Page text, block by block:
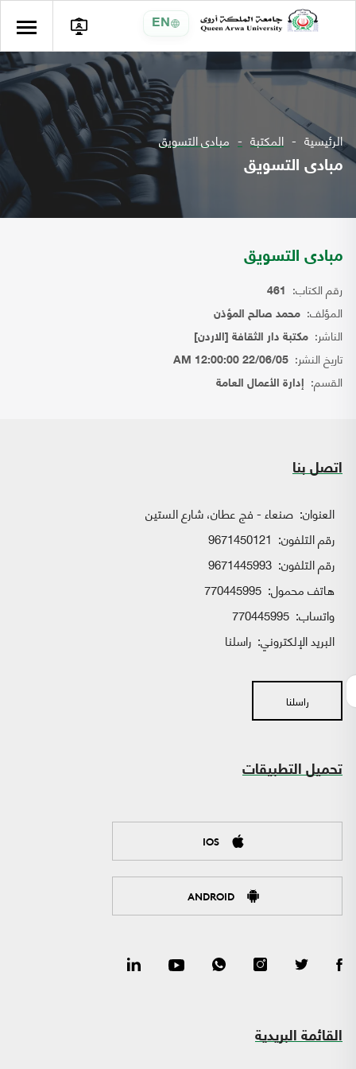
EN
الرئيسية المكتبة مبادى التسويق
مبادى التسويق
مبادى التسويق
رقم الكتاب: 461
المؤلف: محمد صالح المؤذن
الناشر: مكتبة دار الثقافة [الاردن]
تاريخ النشر: 22/06/05 12:00:00 AM
القسم: إدارة الأعمال العامة
اتصل بنا
العنوان: صنعاء - فج عطان، شارع الستين
رقم التلفون: 9671450121
رقم التلفون: 9671445993
هاتف محمول: 770445995
واتساب:
البريد الإلكتروني: راسلنا
راسلنا
تحميل التطبيقات
IOS
ANDROID
القائمة البريدية